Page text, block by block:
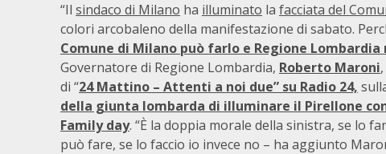
“Il sindaco di Milano ha illuminato la facciata del
colori arcobaleno della manifestazione di sabato.
Comune di Milano può farlo e Regione Lombardia
Governatore di Regione Lombardia, Roberto Maroni
di “24 Mattino – Attenti a noi due” su Radio 24,
della giunta lombarda di illuminare il Pirellone
Family day. “È la doppia morale della sinistra, se lo
può fare, se lo faccio io invece no – ha aggiunto